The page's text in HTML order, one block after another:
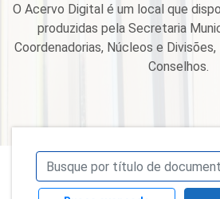
O Acervo Digital é um local que
produzidas pela Secretaria
Coordenadorias, Núcleos e
Conselhos.